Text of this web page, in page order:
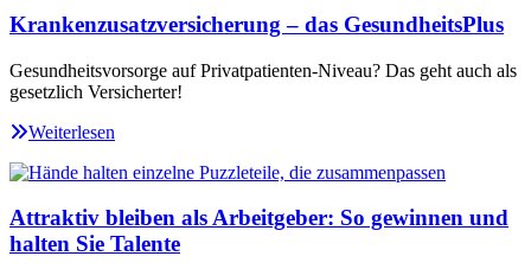
Krankenzusatzversicherung – das GesundheitsPlus
Gesundheitsvorsorge auf Privatpatienten-Niveau? Das geht auch als
gesetzlich Versicherter!
Weiterlesen
Attraktiv bleiben als Arbeitgeber: So gewinnen und
halten Sie Talente